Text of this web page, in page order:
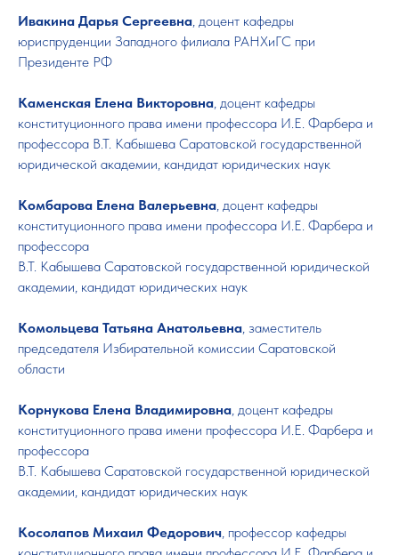
Ивакина Дарья Сергеевна, доцент кафедры
юриспруденции Западного филиала РАНХиГС при
Президенте РФ
Каменская Елена Викторовна, доцент кафедры
конституционного права имени профессора И.Е. Фарбера и
профессора В.Т. Кабышева Саратовской государственной
юридической академии, кандидат юридических наук
Комбарова Елена Валерьевна, доцент кафедры
конституционного права имени профессора И.Е. Фарбера и
профессора
В.Т. Кабышева Саратовской государственной юридической
академии, кандидат юридических наук
Комольцева Татьяна Анатольевна, заместитель
председателя Избирательной комиссии Саратовской
области
Корнукова Елена Владимировна, доцент кафедры
конституционного права имени профессора И.Е. Фарбера и
профессора
В.Т. Кабышева Саратовской государственной юридической
академии, кандидат юридических наук
Косолапов Михаил Федорович, профессор кафедры